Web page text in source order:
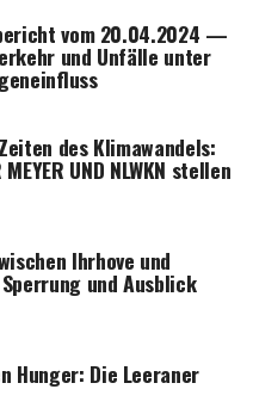
vom 20.04.2024 —
und Unfäl­le unter
des Kli­ma­wan­dels:
MEYER UND NLWKN stel­len
Ihr­ho­ve und
und Ausblick
Hun­ger: Die Leera­ner